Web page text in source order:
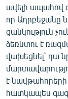
ավելի ապահով
որ Ադրբեջանը
ցանկություն
ձեռնտու է
վախեցնել` դա
է նավթահորերի
հատկապես